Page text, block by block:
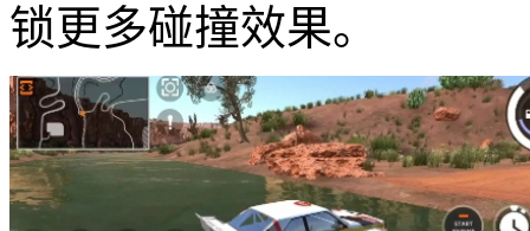
锁更多碰撞效果。